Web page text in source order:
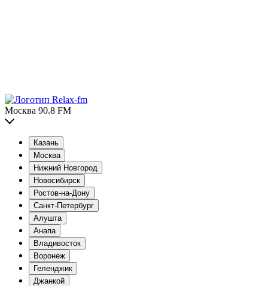
Москва 90.8 FM
Казань
Москва
Нижний Новгород
Новосибирск
Ростов-на-Дону
Санкт-Петербург
Алушта
Анапа
Владивосток
Воронеж
Геленджик
Джанкой